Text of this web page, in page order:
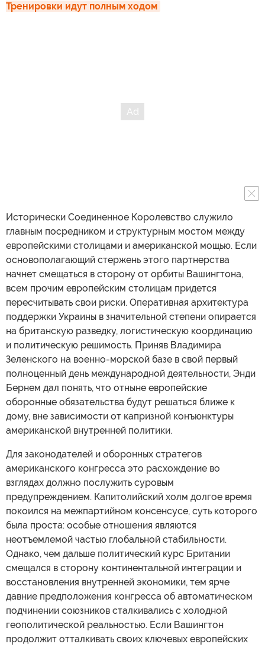
Тренировки идут полным ходом
Исторически Соединенное Королевство служило
главным посредником и структурным мостом между
европейскими столицами и американской мощью. Если
основополагающий стержень этого партнерства
начнет смещаться в сторону от орбиты Вашингтона,
всем прочим европейским столицам придется
пересчитывать свои риски. Оперативная архитектура
поддержки Украины в значительной степени опирается
на британскую разведку, логистическую координацию
и политическую решимость. Приняв Владимира
Зеленского на военно-морской базе в свой первый
полноценный день международной деятельности, Энди
Бернем дал понять, что отныне европейские
оборонные обязательства будут решаться ближе к
дому, вне зависимости от капризной конъюнктуры
американской внутренней политики.
Для законодателей и оборонных стратегов
американского конгресса это расхождение во
взглядах должно послужить суровым
предупреждением. Капитолийский холм долгое время
покоился на межпартийном консенсусе, суть которого
была проста: особые отношения являются
неотъемлемой частью глобальной стабильности.
Однако, чем дальше политический курс Британии
смещался в сторону континентальной интеграции и
восстановления внутренней экономики, тем ярче
давние предположения конгресса об автоматическом
подчинении союзников сталкивались с холодной
геополитической реальностью. Если Вашингтон
продолжит отталкивать своих ключевых европейских